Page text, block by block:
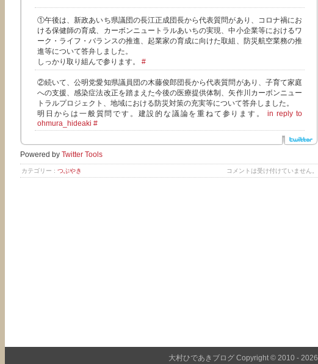
①午後は、新政あいち県議団の長江正成団長から代表質問があり、コロナ禍にお
ける保健師の育成、カーボンニュートラルあいちの実現、中小企業等におけるワ
ーク・ライフ・バランスの推進、起業家の育成に向けた取組、防災航空業務の推
進等について答弁しました。
しっかり取り組んで参ります。 #
②続いて、公明党愛知県議員団の木藤俊郎団長から代表質問があり、子育て家庭
への支援、感染症法改正を踏まえた今後の医療提供体制、矢作川カーボンニュー
トラルプロジェクト、地域における防災対策の充実等について答弁しました。
明日からは一般質問です。建設的な議論を重ねて参ります。in reply to
ohmura_hideaki #
Powered by Twitter Tools
カテゴリー : つぶやき コメントは受け付けていません。
大村ひであきブログ Copyright © 2010 - 2026